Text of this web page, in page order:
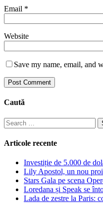
Email *
Website
Save my name, email, and
Caută
Search
for:
Articole recente
Investiție de 5.000 de
Lily Apostol, un nou
Stars Gala pe scena
Loredana și Speak se
Lada de zestre la Paris: